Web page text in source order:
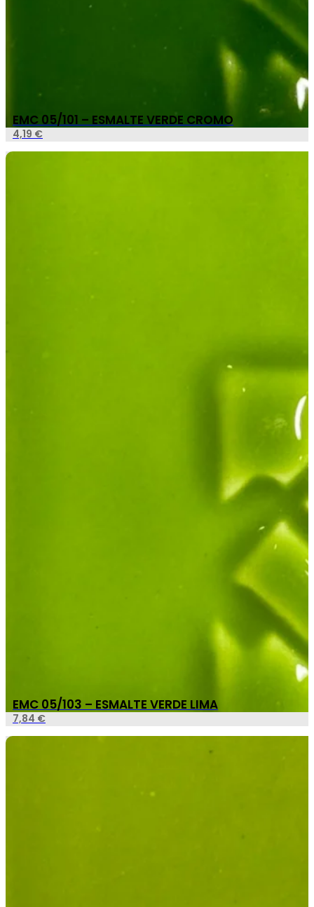
EMC 05/101 – ESMALTE VERDE CROMO
4,19 €
EMC 05/103 – ESMALTE VERDE LIMA
7,84 €